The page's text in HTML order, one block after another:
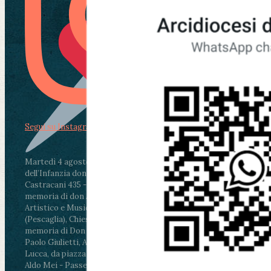
Martedì 4 agosto2026
ore 11:30 - Lucca, Scuola
dell’Infanzia don Aldo Mei - Viale Castruccio
Castracani 435 - Inaugurazione murales in
memoria di don Aldo Mei curato dal Liceo
Artistico e Musicale “Passaglia”
ore 18 - Fiano
(Pescaglia), Chiesa parrocchiale - Messa in
memoria di Don Aldo Mei celebrata da mons.
Paolo Giulietti, Arcivescovo di Lucca
ore 20.30 -
Lucca, da piazza San Michele al Cippo di don
Aldo Mei - Passeggiata della Memoria in alcuni
Segui su Instagram